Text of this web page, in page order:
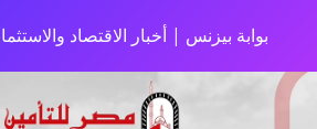
بوابة بيزنس | أخبار الاقتصاد